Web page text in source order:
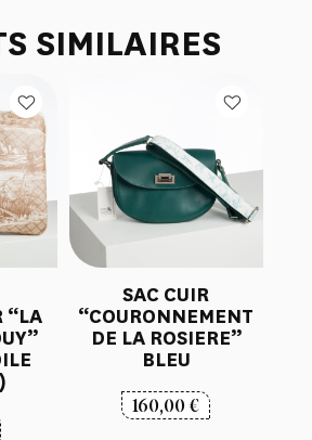
SIMILAIRES
“LA
SAC CUIR
“COURONNEMENT
DE LA ROSIERE”
BLEU
160,00€